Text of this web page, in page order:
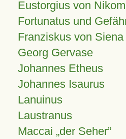
Eustorgius von
Fortunatus und
Franziskus von Siena
Georg Gervase
Johannes Etheus
Johannes Isaurus
Lanuinus
Laustranus
Maccai „der Seher”